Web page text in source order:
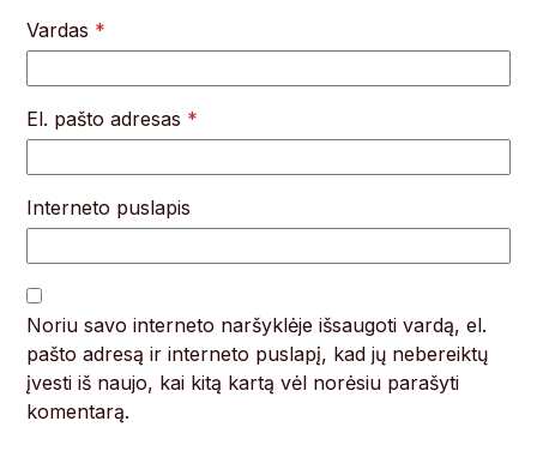
Vardas *
El. pašto adresas *
Interneto puslapis
Noriu savo interneto naršyklėje išsaugoti vardą, el.
pašto adresą ir interneto puslapį, kad jų nebereiktų
įvesti iš naujo, kai kitą kartą vėl norėsiu parašyti
komentarą.